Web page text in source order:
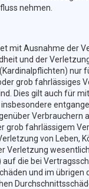
nehmen.
mit Ausnahme der
und der
nur
grob fahrlässiges
Dies gilt auch für
Verbrauchern
grob fahrlässigem
von Leben,
Verletzung
die bei
und im übrigen